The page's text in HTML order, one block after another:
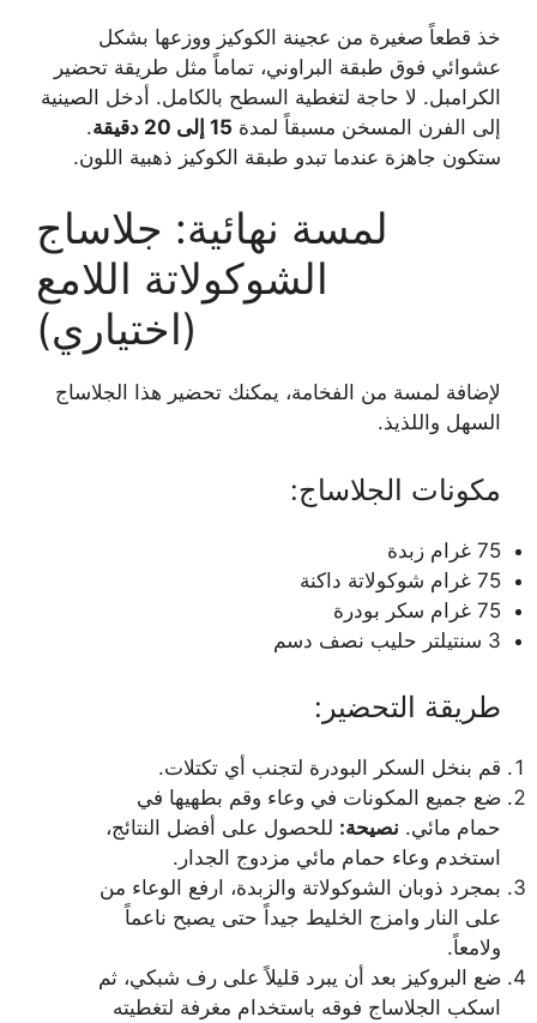
خذ قطعاً صغيرة من عجينة الكوكيز ووزعها بشكل
عشوائي فوق طبقة البراوني، تماماً مثل طريقة تحضير
الكرامبل. لا حاجة لتغطية السطح بالكامل. أدخل الصينية
إلى الفرن المسخن مسبقاً لمدة 15 إلى 20 دقيقة
.
ستكون جاهزة عندما تبدو طبقة الكوكيز ذهبية اللون.
لمسة نهائية: جلاساج
الشوكولاتة اللامع
(اختياري)
لإضافة لمسة من الفخامة، يمكنك تحضير هذا الجلاساج
السهل واللذيذ.
مكونات الجلاساج:
75 غرام زبدة
75 غرام شوكولاتة داكنة
75 غرام سكر بودرة
3 سنتيلتر حليب نصف دسم
طريقة التحضير:
قم بنخل السكر البودرة لتجنب أي تكتلات.
ضع جميع المكونات في وعاء وقم بطهيها في
حمام مائي. نصيحة: للحصول على أفضل النتائج،
استخدم وعاء حمام مائي مزدوج الجدار.
بمجرد ذوبان الشوكولاتة والزبدة، ارفع الوعاء من
على النار وامزج الخليط جيداً حتى يصبح ناعماً
ولامعاً.
ضع البروكيز بعد أن يبرد قليلاً على رف شبكي، ثم
اسكب الجلاساج فوقه باستخدام مغرفة لتغطيته